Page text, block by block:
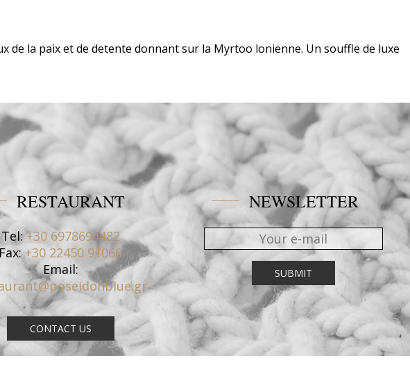
de la paix et de detente donnant sur la Myrtoo lonienne. Un souffle de luxe
RESTAURANT
Tel:+30 6978694482
+30 22450 91066
Email:
CONTACT US
NEWSLETTER